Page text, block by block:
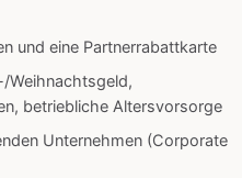
und eine Partnerrabattkarte
Weihnachtsgeld,
betriebliche Altersvorsorge
Unternehmen (Corporate